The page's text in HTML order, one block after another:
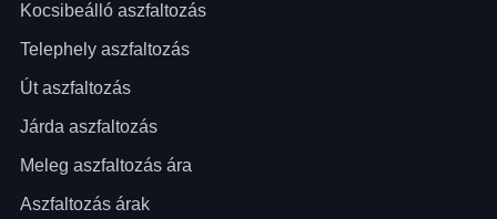
Kocsibeálló aszfaltozás
Telephely aszfaltozás
Út aszfaltozás
Járda aszfaltozás
Meleg aszfaltozás ára
Aszfaltozás árak